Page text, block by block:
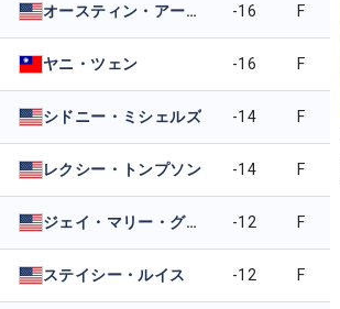
オースティン・アーンスト -16 F
ヤニ・ツェン -16 F
シドニー・ミシェルズ -14 F
レクシー・トンプソン -14 F
ジェイ・マリー・グリーン -12 F
ステイシー・ルイス -12 F